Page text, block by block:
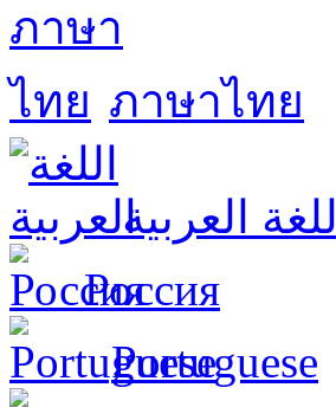
ภาษาไทย
اللغة العربية
Россия
Portuguese